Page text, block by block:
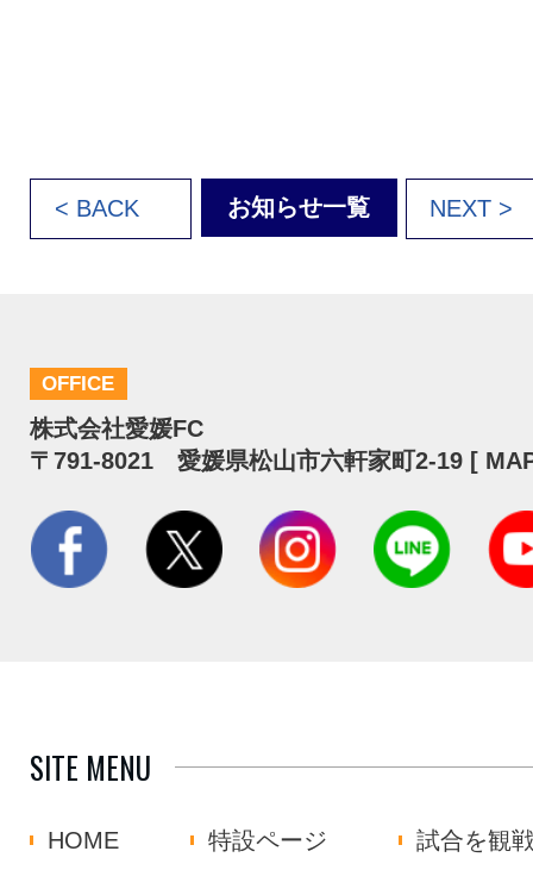
< BACK お知らせ一覧 NEXT >
OFFICE
株式会社愛媛FC
〒791-8021 愛媛県松山市六軒家町2-19 [
SITE MENU
HOME 特設ページ
試合を観